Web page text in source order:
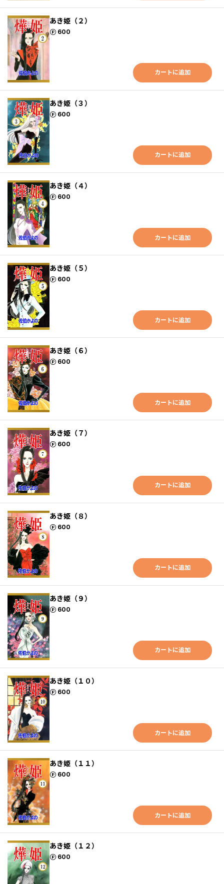
あき姫（２）
600
ポイント
カートに追加
あき姫（３）
600
ポイント
カートに追加
あき姫（４）
600
ポイント
カートに追加
あき姫（５）
600
ポイント
カートに追加
あき姫（６）
600
ポイント
カートに追加
あき姫（７）
600
ポイント
カートに追加
あき姫（８）
600
ポイント
カートに追加
あき姫（９）
600
ポイント
カートに追加
あき姫（１０）
600
ポイント
カートに追加
あき姫（１１）
600
ポイント
カートに追加
あき姫（１２）
600
ポイント